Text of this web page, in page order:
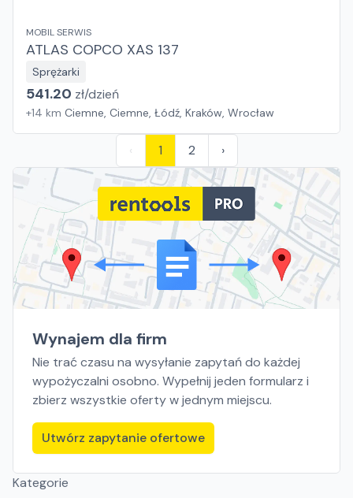
MOBIL SERWIS
ATLAS COPCO XAS 137
Sprężarki
541.20 zł/dzień
+14 km Ciemne, Ciemne, Łódź, Kraków, Wrocław
‹ 1 2 ›
Wynajem dla firm
Nie trać czasu na wysyłanie zapytań do każdej
wypożyczalni osobno. Wypełnij jeden formularz i
zbierz wszystkie oferty w jednym miejscu.
Utwórz zapytanie ofertowe
Kategorie